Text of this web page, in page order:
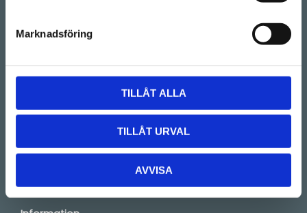
Marknadsföring
TILLÅT ALLA
TILLÅT URVAL
AVVISA
(Telefontider 09:00 - 16:00)
E-mail:info@lucks.se
Vanliga frågor
Montageinstruktioner
Boka tid
Showroom by appointment